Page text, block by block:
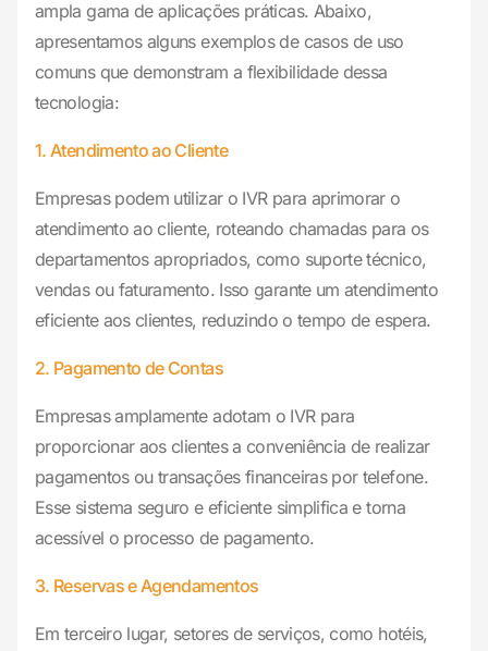
ampla gama de aplicações práticas. Abaixo,
apresentamos alguns exemplos de casos de uso
comuns que demonstram a flexibilidade dessa
tecnologia:
1. Atendimento ao Cliente
Empresas podem utilizar o IVR para aprimorar o
atendimento ao cliente, roteando chamadas para os
departamentos apropriados, como suporte técnico,
vendas ou faturamento. Isso garante um atendimento
eficiente aos clientes, reduzindo o tempo de espera.
2. Pagamento de Contas
Empresas amplamente adotam o IVR para
proporcionar aos clientes a conveniência de realizar
pagamentos ou transações financeiras por telefone.
Esse sistema seguro e eficiente simplifica e torna
acessível o processo de pagamento.
3. Reservas e Agendamentos
Em terceiro lugar, setores de serviços, como hotéis,